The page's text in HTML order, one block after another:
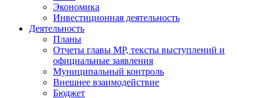
Экономика
Инвестиционная деятельность
Деятельность
Планы
Отчеты главы МР, тексты выступлений и
официальные заявления
Муниципальный контроль
Внешнее взаимодействие
Бюджет